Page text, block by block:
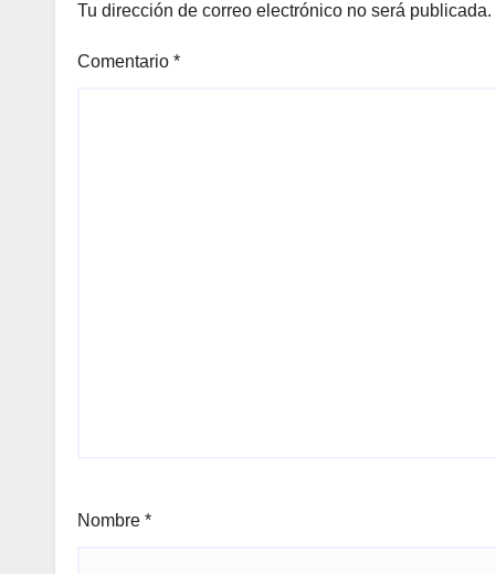
Tu dirección de correo electrónico no será publicada.
Comentario *
Nombre *